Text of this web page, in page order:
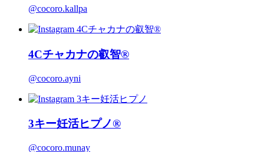
@cocoro.kallpa
4Cチャカナの叡智®
@cocoro.ayni
3キー妊活ヒプノ®
@cocoro.munay